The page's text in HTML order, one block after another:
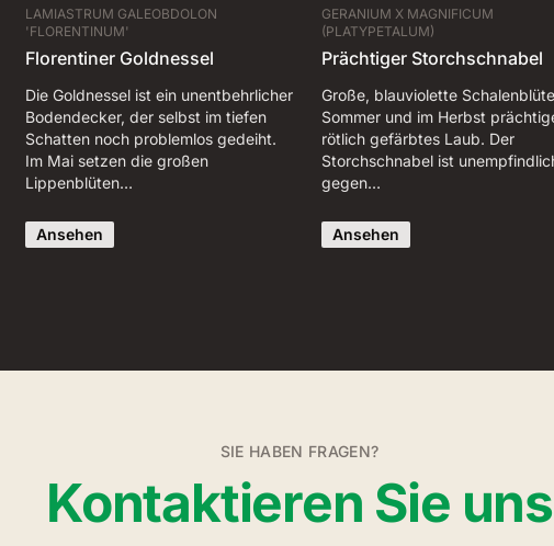
LAMIASTRUM GALEOBDOLON
'FLORENTINUM'
Florentiner Goldnessel
Die Goldnessel ist ein unentbehrlicher
Bodendecker, der selbst im tiefen
Schatten noch problemlos gedeiht.
Im Mai setzen die großen
Lippenblüten…
Ansehen
GERANIUM X MAGNIFICUM
(PLATYPETALUM)
Prächtiger Storchschnabel
Große, blauviolette
Sommer und im Herbst
rötlich gefärbtes Laub. Der
Storchschnabel ist
gegen…
Ansehen
SIE HABEN FRAGEN?
Kontaktieren Sie uns